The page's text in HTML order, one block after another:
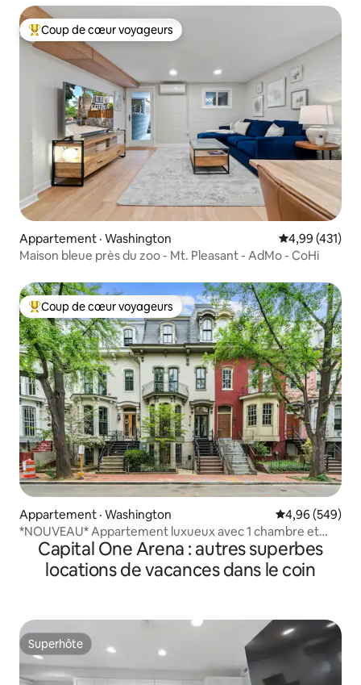
Coup de cœur voyageurs parmi les plus aimés
Coup de cœur voyageurs
Appartement · Washington Note
4,99 (431)
Maison bleue près du zoo - Mt. Pleasant - AdMo - CoHi
Coup de cœur voyageurs parmi les plus aimés
Coup de cœur voyageurs
Appartement · Washington Note
4,96 (549)
*NOUVEAU* Appartement luxueux avec 1 chambre et
1 salle de bain à Logan Circle
Capital One Arena : autres superbes
locations de vacances dans le coin
Superhôte
Superhôte